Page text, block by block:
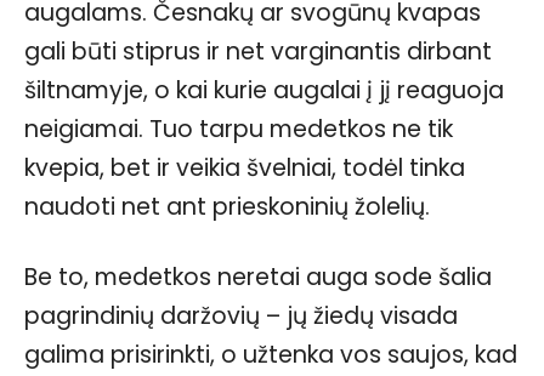
augalams. Česnakų ar svogūnų kvapas
gali būti stiprus ir net varginantis dirbant
šiltnamyje, o kai kurie augalai į jį reaguoja
neigiamai. Tuo tarpu medetkos ne tik
kvepia, bet ir veikia švelniai, todėl tinka
naudoti net ant prieskoninių žolelių.
Be to, medetkos neretai auga sode šalia
pagrindinių daržovių – jų žiedų visada
galima prisirinkti, o užtenka vos saujos, kad